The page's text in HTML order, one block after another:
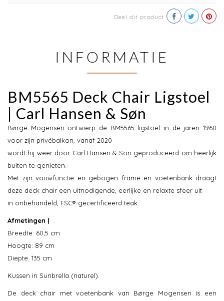
Deel dit product
INFORMATIE
BM5565 Deck Chair Ligstoel
| Carl Hansen & Søn
Børge Mogensen ontwierp de BM5565 ligstoel in de jaren 1960
voor zijn privébalkon, vanaf 2020
wordt hij weer door Carl Hansen & Son geproduceerd om heerlijk
buiten te genieten.
Met zijn vouwfunctie en gebogen frame en voetenbank draagt
deze deck chair een uitnodigende, eerlijke en relaxte sfeer uit
in onbehandeld, FSC®-gecertificeerd teak.
Afmetingen |
Breedte: 60,5 cm
Hoogte: 89 cm
Diepte: 135 cm
Kussen in Sunbrella (naturel).
De deck chair met voetenbank van Børge Mogensen is een